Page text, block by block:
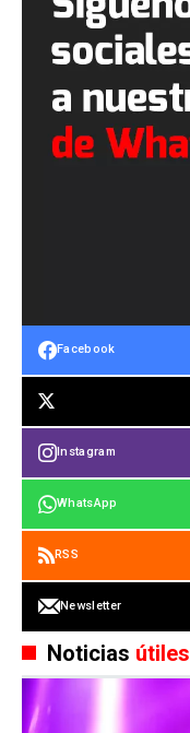
Facebook
Instagram
WhatsApp
RSS
Newsletter
Noticias útiles